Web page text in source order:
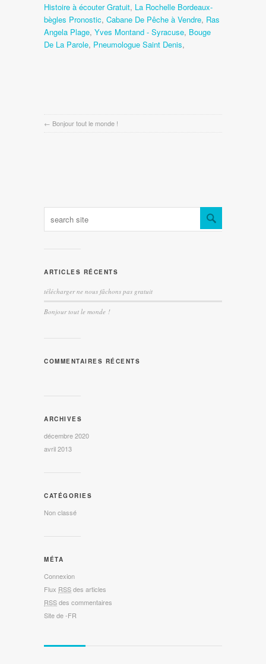
Histoire à écouter Gratuit, La Rochelle Bordeaux-
bègles Pronostic, Cabane De Pêche à Vendre, Ras
Angela Plage, Yves Montand - Syracuse, Bouge
De La Parole, Pneumologue Saint Denis,
← Bonjour tout le monde !
ARTICLES RÉCENTS
télécharger ne nous fâchons pas gratuit
Bonjour tout le monde !
COMMENTAIRES RÉCENTS
ARCHIVES
décembre 2020
avril 2013
CATÉGORIES
Non classé
MÉTA
Connexion
Flux RSSdes articles
RSSdes commentaires
Site de -FR